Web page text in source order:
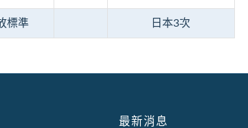
標準 日本3次
最新消息